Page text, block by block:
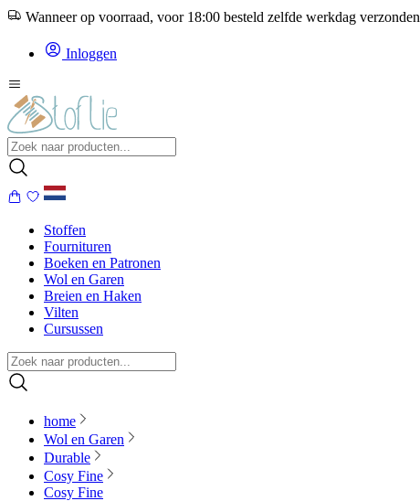
Wanneer op voorraad, voor 18:00 besteld zelfde werkdag verzonden
Inloggen
Stoffen
Fournituren
Boeken en Patronen
Wol en Garen
Breien en Haken
Vilten
Cursussen
home
Wol en Garen
Durable
Cosy Fine
Cosy Fine